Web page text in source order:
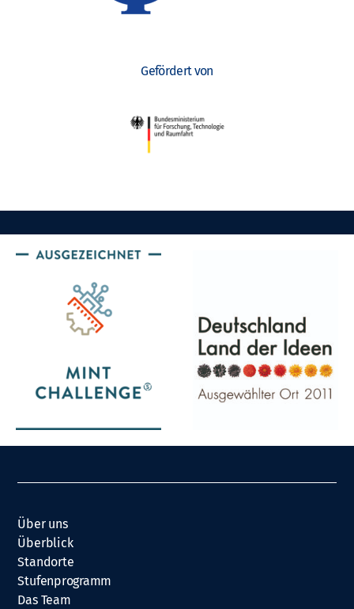
Gefördert von
Über uns
Überblick
Standorte
Stufenprogramm
Das Team